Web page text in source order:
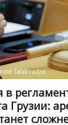
Talakvadze
в
Грузии: